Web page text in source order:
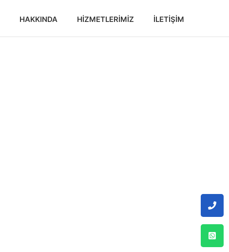
HAKKINDA HIZMETLERIMIZ İLETIŞIM